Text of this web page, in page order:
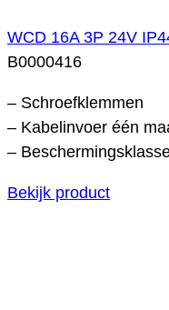
WCD 16A 3P 24V
B0000416
– Schroefklemmen
– Kabelinvoer één
–
Bekijk product